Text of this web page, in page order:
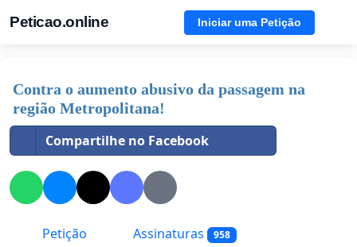
Peticao.online Iniciar uma Petição
Contra o aumento abusivo da passagem na
região Metropolitana!
Compartilhe no Facebook
Petição Assinaturas 958